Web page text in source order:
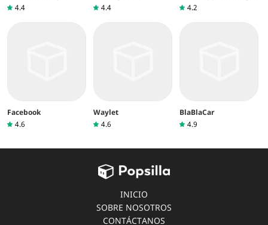
AFTVnews
4.4
4.4
4.2
Facebook
4.6
Waylet
4.6
BlaBlaCar
4.9
INICIO
SOBRE NOSOTROS
CONTÁCTANOS